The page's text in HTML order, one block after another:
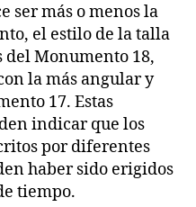
ser más o menos la
el estilo de la talla
Monumento 18,
la más angular y
17. Estas
indicar que los
por diferentes
haber sido erigidos
tiempo.